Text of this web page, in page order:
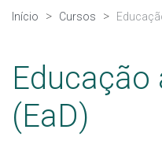
Técnicos Integrados
Técnicos Subsequentes
Qualificação Profissional e
Início Cursos
Educação
(EaD)